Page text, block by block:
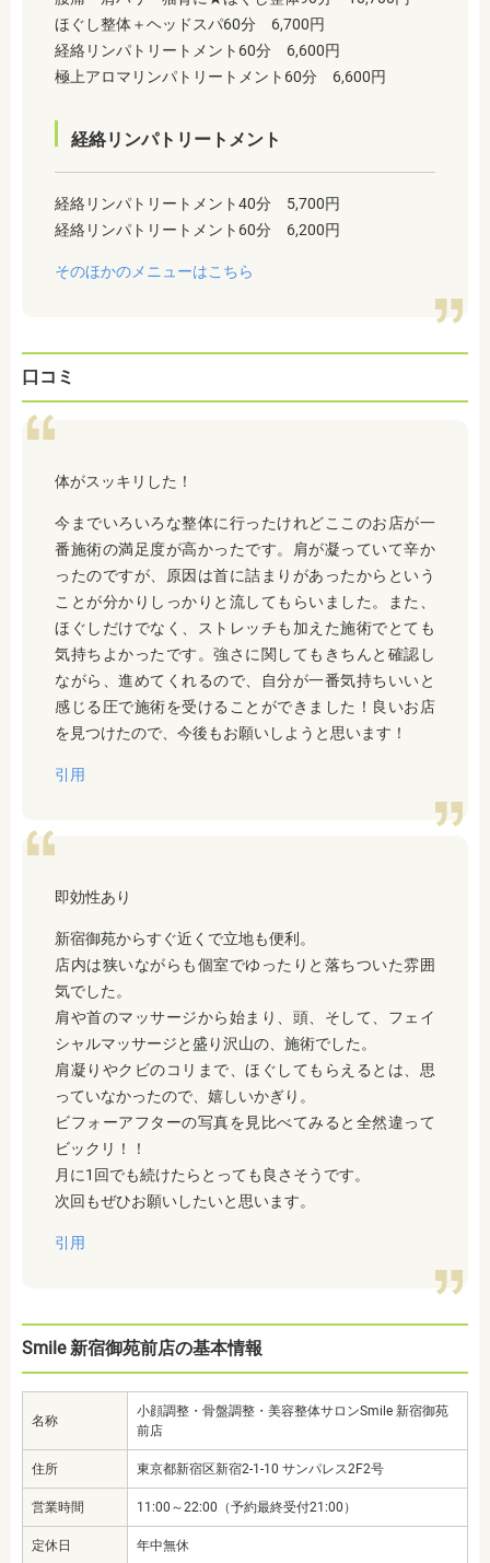
ほぐし整体＋ヘッドスパ60分 6,700円
経絡リンパトリートメント60分 6,600円
極上アロマリンパトリートメント60分 6,600円
経絡リンパトリートメント
経絡リンパトリートメント40分 5,700円
経絡リンパトリートメント60分 6,200円
そのほかのメニューはこちら
口コミ
体がスッキリした！
今までいろいろな整体に行ったけれどここのお店が一
番施術の満足度が高かったです。肩が凝っていて辛か
ったのですが、原因は首に詰まりがあったからという
ことが分かりしっかりと流してもらいました。また、
ほぐしだけでなく、ストレッチも加えた施術でとても
気持ちよかったです。強さに関してもきちんと確認し
ながら、進めてくれるので、自分が一番気持ちいいと
感じる圧で施術を受けることができました！良いお店
を見つけたので、今後もお願いしようと思います！
引用
即効性あり
新宿御苑からすぐ近くで立地も便利。
店内は狭いながらも個室でゆったりと落ちついた雰囲
気でした。
肩や首のマッサージから始まり、頭、そして、フェイ
シャルマッサージと盛り沢山の、施術でした。
肩凝りやクビのコリまで、ほぐしてもらえるとは、思
っていなかったので、嬉しいかぎり。
ビフォーアフターの写真を見比べてみると全然違って
ビックリ！！
月に1回でも続けたらとっても良さそうです。
次回もぜひお願いしたいと思います。
引用
Smile 新宿御苑前店の基本情報
名称
小顔調整・骨盤調整・美容整体サロンSmile 新宿御苑
前店
住所 東京都新宿区新宿2-1-10 サンパレス2F2号
営業時間 11:00～22:00（予約最終受付21:00）
定休日 年中無休